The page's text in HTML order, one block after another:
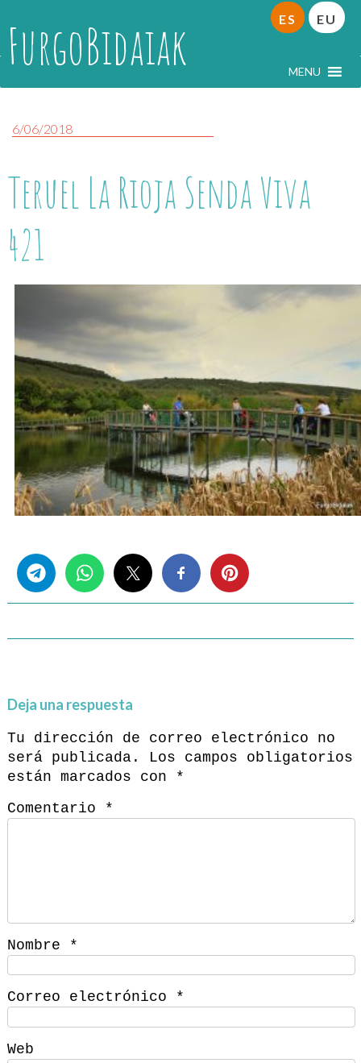
FurgoBidaiak MENU
ES EU
6/06/2018
Teruel La Rioja Senda Viva
421
Deja una respuesta
Tu dirección de correo electrónico no
será publicada.
Los campos obligatorios
están marcados con
*
Comentario
*
Nombre *
Correo electrónico *
Web